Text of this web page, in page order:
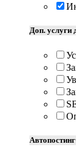
Доп. услуги